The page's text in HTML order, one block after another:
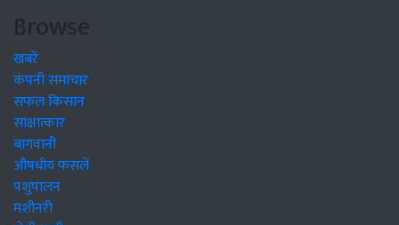
Browse
खबरें
कंपनी समाचार
सफल किसान
साक्षात्कार
बागवानी
औषधीय फसलें
पशुपालन
मशीनरी